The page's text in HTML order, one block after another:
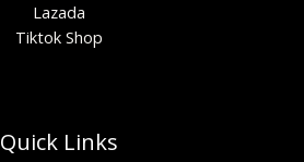
Lazada
Tiktok Shop
Quick Links